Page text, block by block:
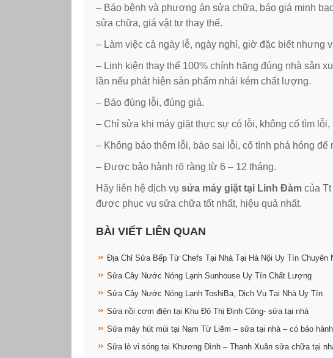
– Báo bệnh và phương án sửa chữa, báo giá minh
sửa chữa, giá vật tư thay thế.
– Làm việc cả ngày lễ, ngày nghỉ, giờ đặc biết nhưng
– Linh kiện thay thế 100% chính hãng đúng nhà sản
lần nếu phát hiện sản phẩm nhái kém chất lượng.
– Báo đúng lỗi, đúng giá.
– Chỉ sửa khi máy giặt thực sự có lỗi, không cố tìm
– Không báo thêm lỗi, báo sai lỗi, cố tình phá hỏng để
– Được bảo hành rõ ràng từ 6 – 12 tháng.
Hãy liên hệ dịch vụ sửa máy giặt tại Linh Đàm của
được phục vụ sửa chữa tốt nhất, hiệu quả nhất.
BÀI VIẾT LIÊN QUAN
Địa Chỉ Sửa Bếp Từ Chefs Tại Nhà Tại Hà Nội Uy Tín Chuyên
Sửa Cây Nước Nóng Lạnh Sunhouse Uy Tín Chất Lượng
Sửa Cây Nước Nóng Lạnh ToshiBa, Dịch Vụ Tại Nhà Uy Tín
Sửa nồi cơm điện tại Khu Đô Thị Định Công- sửa tại nhà
Sửa máy hút mùi tại Nam Từ Liêm – sửa tại nhà – có bảo hành
Sửa lò vi sóng tại Khương Đình – Thanh Xuân sửa chữa tại